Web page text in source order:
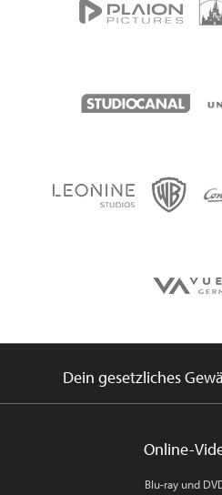
Dein gesetzliches
Online-
Blu-ray und